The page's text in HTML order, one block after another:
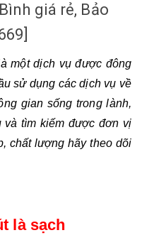
giá rẻ, Bảo
một dịch vụ được đông
sử dụng các dịch vụ về
gian sống trong lành,
và tìm kiếm được đơn vị
chất lượng hãy theo dõi
là sạch